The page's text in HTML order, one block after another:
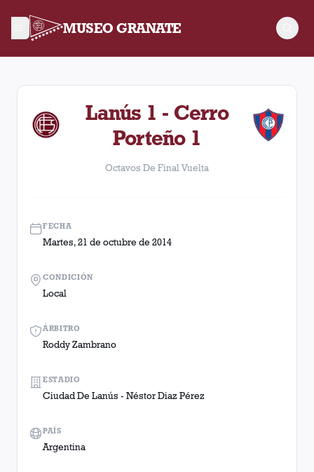
MUSEO GRANATE
Octavos De Final Vuelta. Partido entre Lanús y Cerro
Lanús 1 - Cerro
Porteño 1
Octavos De Final Vuelta
FECHA
Martes, 21 de octubre de 2014
ÁRBITRO
Roddy Zambrano
CONDICIÓN
Local
ESTADIO
Ciudad De Lanús - Néstor Diaz Pérez
PAÍS
Argentina